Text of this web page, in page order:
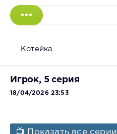
Котейка
Игрок, 5 серия
18/04/2026 23:53
📺 Показать все серии